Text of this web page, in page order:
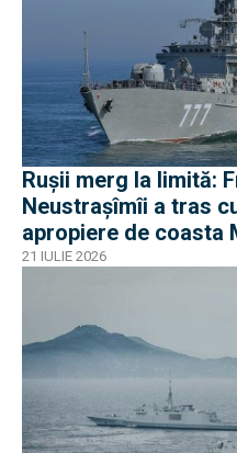
Rușii merg la limită:
Neustrașîmîi a tras
apropiere de coasta
21 IULIE 2026